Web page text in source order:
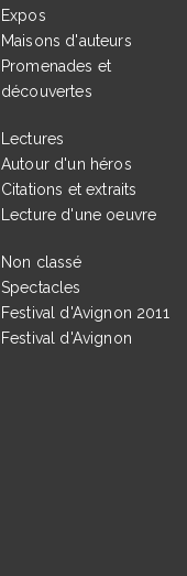
Expos
Maisons d'auteurs
Promenades et
découvertes
Lectures
Autour d'un héros
Citations et extraits
Lecture d'une oeuvre
Non classé
Spectacles
Festival d'Avignon 2011
Festival d'Avignon